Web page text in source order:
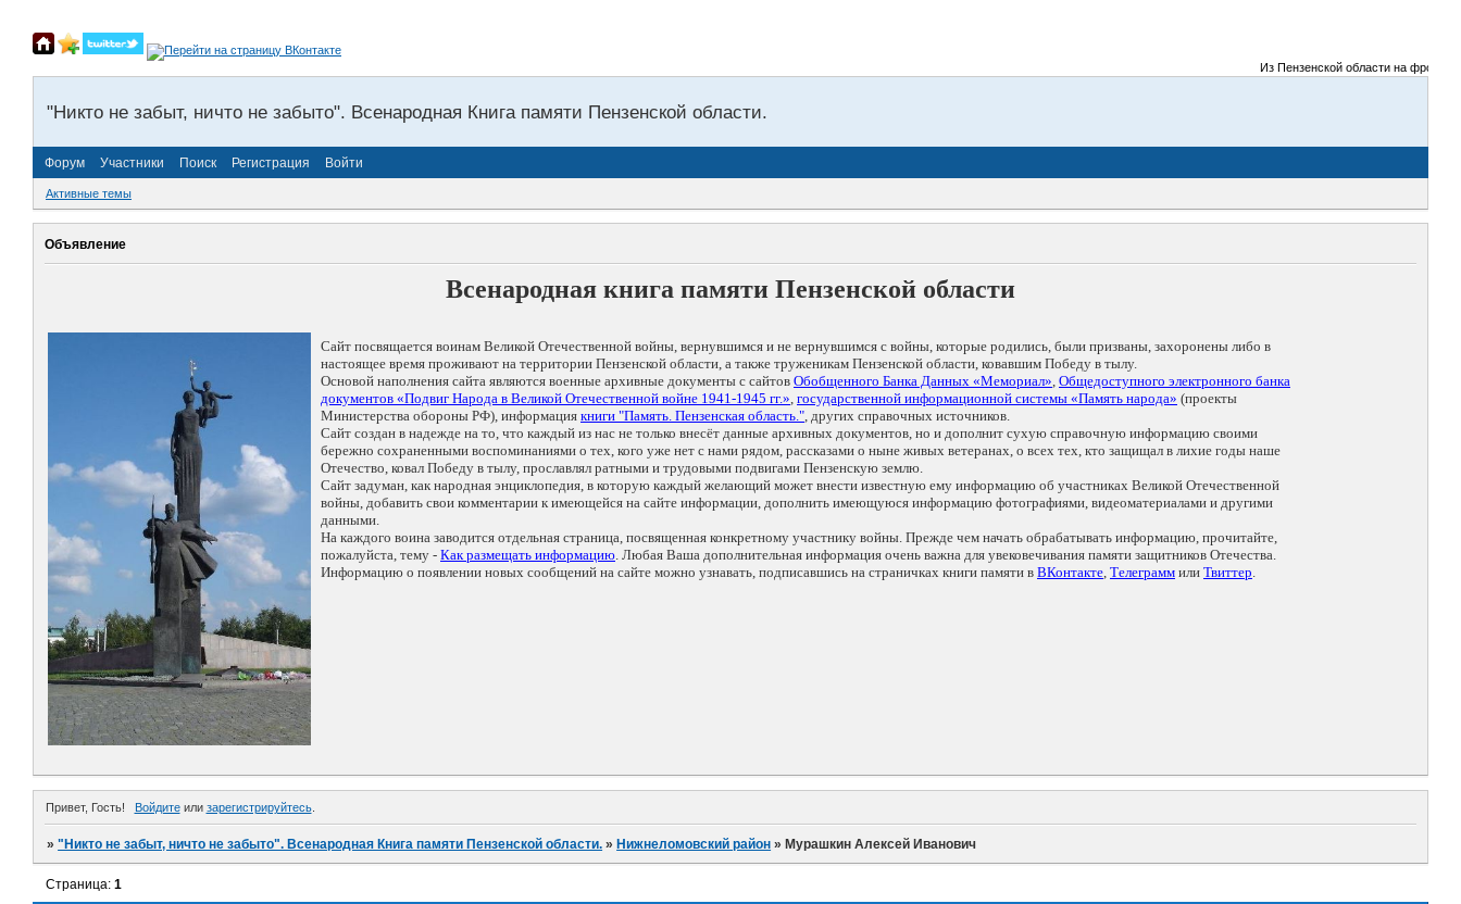
Из Пензенской области на фронты
"Никто не забыт, ничто не забыто". Всенародная Книга памяти Пензенской области.
Форум Участники Поиск Регистрация Войти
Активные темы
Объявление
Всенародная книга памяти Пензенской области
Сайт посвящается воинам Великой Отечественной войны, вернувшимся и не вернувшимся с войны, которые родились, были призваны, захоронены либо в
настоящее время проживают на территории Пензенской области, а также труженикам Пензенской области, ковавшим Победу в тылу.
Основой наполнения сайта являются военные архивные документы с сайтов Обобщенного Банка Данных «Мемориал», Общедоступного электронного банка
документов «Подвиг Народа в Великой Отечественной войне 1941-1945 гг.», государственной информационной системы «Память народа» (проекты
Министерства обороны РФ), информация книги "Память. Пензенская область.", других справочных источников.
Сайт создан в надежде на то, что каждый из нас не только внесёт данные архивных документов, но и дополнит сухую справочную информацию своими
бережно сохраненными воспоминаниями о тех, кого уже нет с нами рядом, рассказами о ныне живых ветеранах, о всех тех, кто защищал в лихие годы наше
Отечество, ковал Победу в тылу, прославлял ратными и трудовыми подвигами Пензенскую землю.
Сайт задуман, как народная энциклопедия, в которую каждый желающий может внести известную ему информацию об участниках Великой Отечественной
войны, добавить свои комментарии к имеющейся на сайте информации, дополнить имеющуюся информацию фотографиями, видеоматериалами и другими
данными.
На каждого воина заводится отдельная страница, посвященная конкретному участнику войны. Прежде чем начать обрабатывать информацию, прочитайте,
пожалуйста, тему - Как размещать информацию. Любая Ваша дополнительная информация очень важна для увековечивания памяти защитников Отечества.
Информацию о появлении новых сообщений на сайте можно узнавать, подписавшись на страничках книги памяти в ВКонтакте, Телеграмм или Твиттер.
Привет, Гость! Войдитеили зарегистрируйтесь.
»"Никто не забыт, ничто не забыто". Всенародная Книга памяти Пензенской области. » Нижнеломовский район » Мурашкин Алексей Иванович
Страница:1